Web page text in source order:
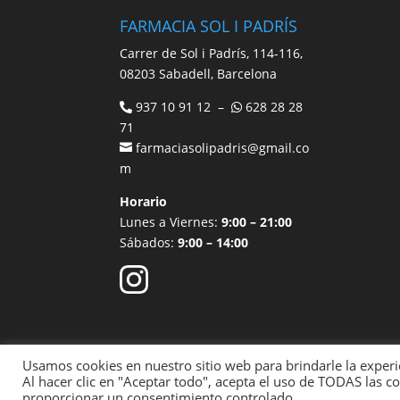
FARMACIA SOL I PADRÍS
Carrer de Sol i Padrís, 114-116,
08203 Sabadell, Barcelona
937 10 91 12 –
628 28 28
71
farmaciasolipadris@gmail.co
m
Horario
Lunes a Viernes:9:00 – 21:00
Sábados:9:00 – 14:00
Aviso legal Política de Privacidad
Usamos cookies en nuestro sitio web para brindarle la
Al hacer clic en "Aceptar todo", acepta el uso de TODAS las